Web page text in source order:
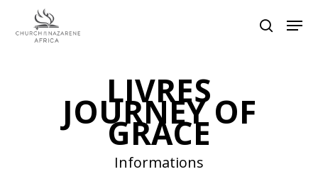
Hit enter to search or ESC to close
LIVRES
JOURNEY OF
GRACE
Informations